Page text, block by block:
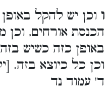
ו וכן יש להקל
הכנסת אורחים, וכן
באופן כזה כשיש
וכן כל כיוצא בזה.
ד' עמוד נד